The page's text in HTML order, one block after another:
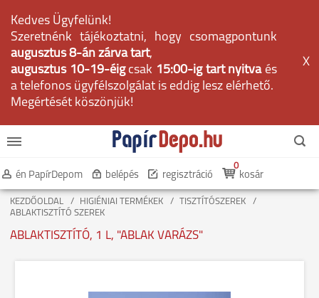
Kedves Ügyfelünk!
Szeretnénk tájékoztatni, hogy csomagpontunk
augusztus 8-án zárva tart,
augusztus 10-19-éig csak 15:00-ig tart nyitvaés
a telefonos ügyfélszolgálat is eddig lesz elérhető.
Megértését köszönjük!
X
én PapírDepom belépés regisztráció kosár
0
KEZDŐOLDAL HIGIÉNIAI TERMÉKEK
TISZTÍTÓSZEREK
ABLAKTISZTÍTÓ SZEREK
ABLAKTISZTÍTÓ, 1 L, "ABLAK VARÁZS"